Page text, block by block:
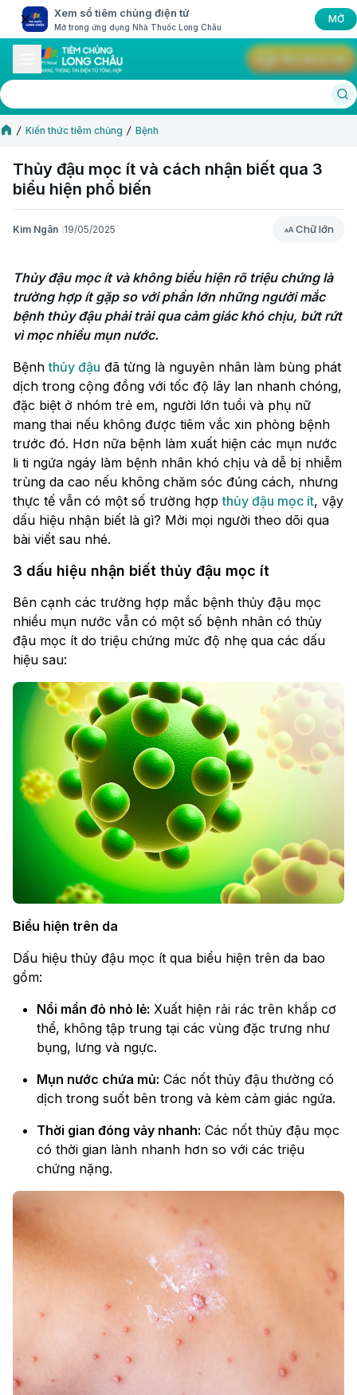
Xem sổ tiêm chủng điện tử
Mở trong ứng dụng Nhà Thuốc Long Châu
MỞ
Kiến thức tiêm chủng Bệnh
Thủy đậu mọc ít và cách nhận biết qua 3
biểu hiện phổ biến
Kim Ngân 19/05/2025 Chữ lớn
Chữ lớn
Thủy đậu mọc ít và không biểu hiện rõ triệu chứng là
trường hợp ít gặp so với phần lớn những người mắc
bệnh thủy đậu phải trải qua cảm giác khó chịu, bứt rứt
vì mọc nhiều mụn nước.
Bệnhthủy đậu đã từng là nguyên nhân làm bùng phát
dịch trong cộng đồng với tốc độ lây lan nhanh chóng,
đặc biệt ở nhóm trẻ em, người lớn tuổi và phụ nữ
mang thai nếu không được tiêm vắc xin phòng bệnh
trước đó. Hơn nữa bệnh làm xuất hiện các mụn nước
li ti ngứa ngáy làm bệnh nhân khó chịu và dễ bị nhiễm
trùng da cao nếu không chăm sóc đúng cách, nhưng
thực tế vẫn có một số trường hợpthủy đậu mọc ít, vậy
dấu hiệu nhận biết là gì? Mời mọi người theo dõi qua
bài viết sau nhé.
3 dấu hiệu nhận biết thủy đậu mọc ít
Bên cạnh các trường hợp mắc bệnh thủy đậu mọc
nhiều mụn nước vẫn có một số bệnh nhân có thủy
đậu mọc ít do triệu chứng mức độ nhẹ qua các dấu
hiệu sau:
Biểu hiện trên da
Dấu hiệu thủy đậu mọc ít qua biểu hiện trên da bao
gồm:
Nổi mẩn đỏ nhỏ lẻ: Xuất hiện rải rác trên khắp cơ
thể, không tập trung tại các vùng đặc trưng như
bụng, lưng và ngực.
Mụn nước chứa mủ: Các nốt thủy đậu thường có
dịch trong suốt bên trong và kèm cảm giác ngứa.
Thời gian đóng vảy nhanh: Các nốt thủy đậu mọc
có thời gian lành nhanh hơn so với các triệu
chứng nặng.